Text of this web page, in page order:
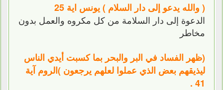
( والله يدعو إلى دار السلام ) يونس اية 25
الدعوة إلى دار السلامة من كل مكروه والعمل بدون
مخاطر
(ظهر الفساد في البر والبحر بما كسبت أيدي الناس
ليذيقهم بعض الذي عملوا لعلهم يرجعون )الروم آية
41 .